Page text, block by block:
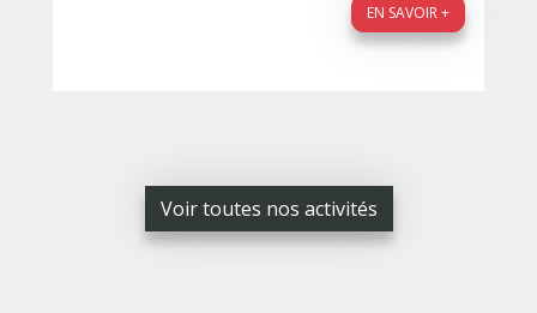
EN SAVOIR +
Voir toutes nos activités